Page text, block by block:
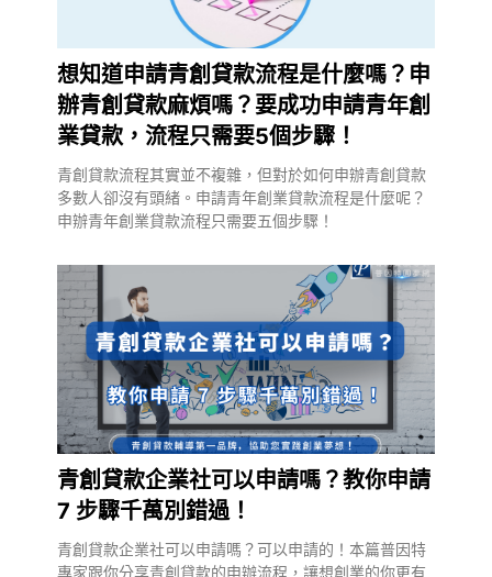
想知道申請青創貸款流程是什麼嗎？申
辦青創貸款麻煩嗎？要成功申請青年創
業貸款，流程只需要5個步驟！
青創貸款流程其實並不複雜，但對於如何申辦青創貸款
多數人卻沒有頭緒。申請青年創業貸款流程是什麼呢？
申辦青年創業貸款流程只需要五個步驟！
青創貸款企業社可以申請嗎？教你申請
7 步驟千萬別錯過！
青創貸款企業社可以申請嗎？可以申請的！本篇普因特
專家跟你分享青創貸款的申辦流程，讓想創業的你更有